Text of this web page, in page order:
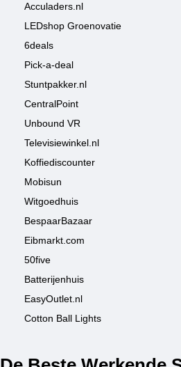
Acculaders.nl
LEDshop Groenovatie
6deals
Pick-a-deal
Stuntpakker.nl
CentralPoint
Unbound VR
Televisiewinkel.nl
Koffiediscounter
Mobisun
Witgoedhuis
BespaarBazaar
Eibmarkt.com
50five
Batterijenhuis
EasyOutlet.nl
Cotton Ball Lights